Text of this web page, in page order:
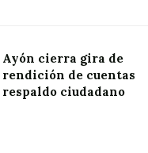
Ayón cierra gira de
rendición de cuentas
respaldo ciudadano